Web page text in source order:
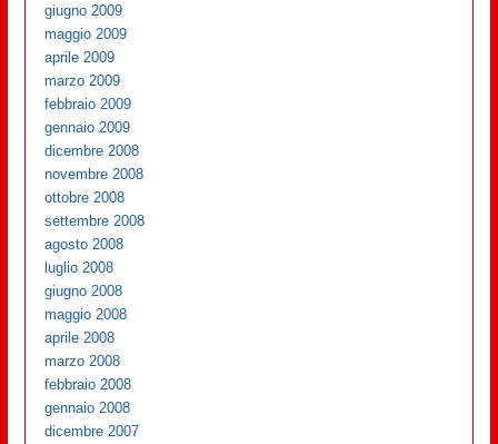
giugno 2009
maggio 2009
aprile 2009
marzo 2009
febbraio 2009
gennaio 2009
dicembre 2008
novembre 2008
ottobre 2008
settembre 2008
agosto 2008
luglio 2008
giugno 2008
maggio 2008
aprile 2008
marzo 2008
febbraio 2008
gennaio 2008
dicembre 2007